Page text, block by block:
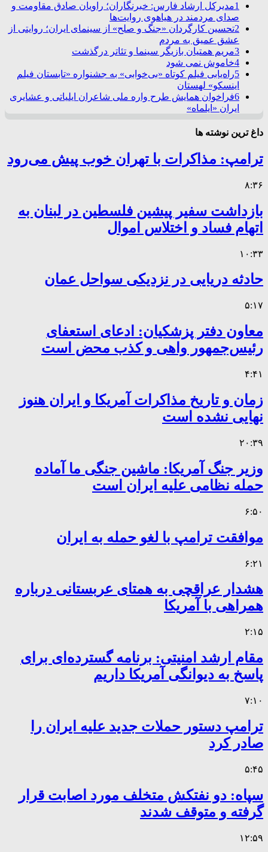
1مدیرکل ارشاد فارس: خبرنگاران؛ راویان صادق مقاومت و
صدای مردمند در هیاهوی روایت‌ها
2تحسین کارگردان «جنگ و صلح» از سینمای ایران؛ روایتی از
عشق عمیق به مردم
3مریم همتیان بازیگر سینما و تئاتر درگذشت
4خاموش نمی شود
5راه‌یابی فیلم کوتاه «بی‌خوابی» به جشنواره «تابستان فیلم
اینسکو» لهستان
6فراخوان همایش طرح واره ملی شاعران ایلیاتی و عشایری
ایران «ایلماه»
داغ ترین نوشته ها
ترامپ: مذاکرات با تهران خوب پیش می‌رود
۸:۳۶
بازداشت سفیر پیشین فلسطین در لبنان به
اتهام فساد و اختلاس اموال
۱۰:۳۳
حادثه دریایی در نزدیکی سواحل عمان
۵:۱۷
معاون دفتر پزشکیان: ادعای استعفای
رئیس‌جمهور واهی و کذب محض است
۴:۴۱
زمان و تاریخ مذاکرات آمریکا و ایران هنوز
نهایی نشده است
۲۰:۳۹
وزیر جنگ آمریکا: ماشین جنگی ما آماده
حمله نظامی علیه ایران است
۶:۵۰
موافقت ترامپ با لغو حمله به ایران
۶:۲۱
هشدار عراقچی به همتای عربستانی درباره
همراهی با آمریکا
۲:۱۵
مقام ارشد امنیتی: برنامه گسترده‌ای برای
پاسخ به دیوانگی آمریکا داریم
۷:۱۰
ترامپ دستور حملات جدید علیه ایران را
صادر کرد
۵:۴۵
سپاه: دو نفتکش متخلف مورد اصابت قرار
گرفته و متوقف شدند
۱۲:۵۹